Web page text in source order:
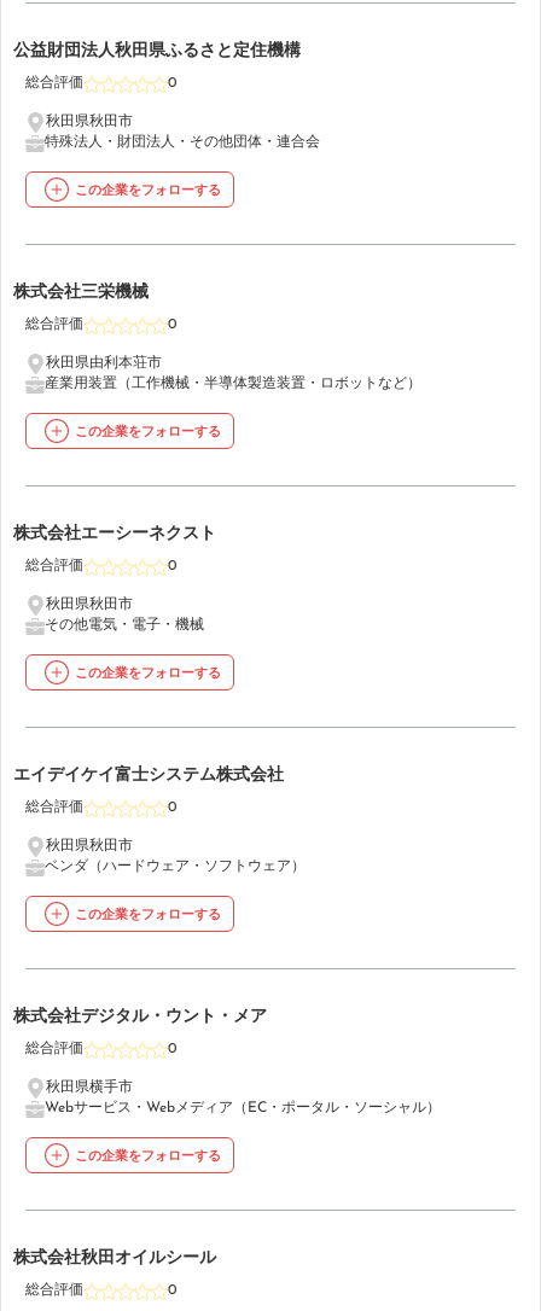
33
公益財団法人秋田県ふるさと定住機構
総合評価 0
秋田県秋田市
特殊法人・財団法人・その他団体・連合会
この企業をフォローする
34
株式会社三栄機械
総合評価 0
秋田県由利本荘市
産業用装置（工作機械・半導体製造装置・ロボットなど）
この企業をフォローする
35
株式会社エーシーネクスト
総合評価 0
秋田県秋田市
その他電気・電子・機械
この企業をフォローする
36
エイデイケイ富士システム株式会社
総合評価 0
秋田県秋田市
ベンダ（ハードウェア・ソフトウェア）
この企業をフォローする
37
株式会社デジタル・ウント・メア
総合評価 0
秋田県横手市
Webサービス・Webメディア（EC・ポータル・ソーシャル）
この企業をフォローする
38
株式会社秋田オイルシール
総合評価 0